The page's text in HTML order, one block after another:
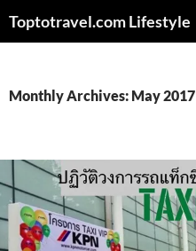
Toptotravel.com Lifestyle
Monthly Archives: May 2017